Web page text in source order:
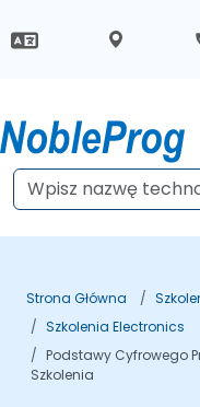
Strona Główna
Szkolenia Electronics
Podstawy Cyfrowego
Szkolenia